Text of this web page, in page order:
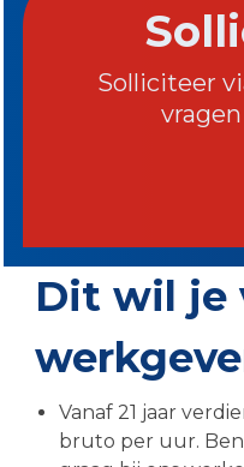
Solliciteer
Dit wil je
Vanaf 21 jaar
bruto per uur.